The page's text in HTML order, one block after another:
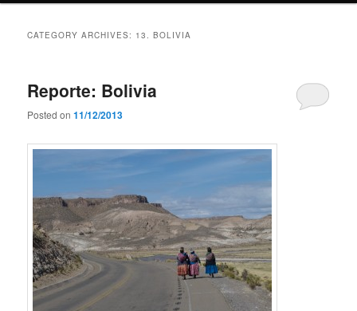
CATEGORY ARCHIVES: 13. BOLIVIA
Reporte: Bolivia
Posted on11/12/2013